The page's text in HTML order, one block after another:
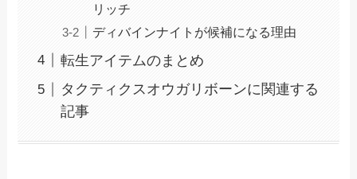
リッチ
ディバインナイトが候補になる理由
転生アイテムのまとめ
タクティクスオウガリボーンに関連する
記事